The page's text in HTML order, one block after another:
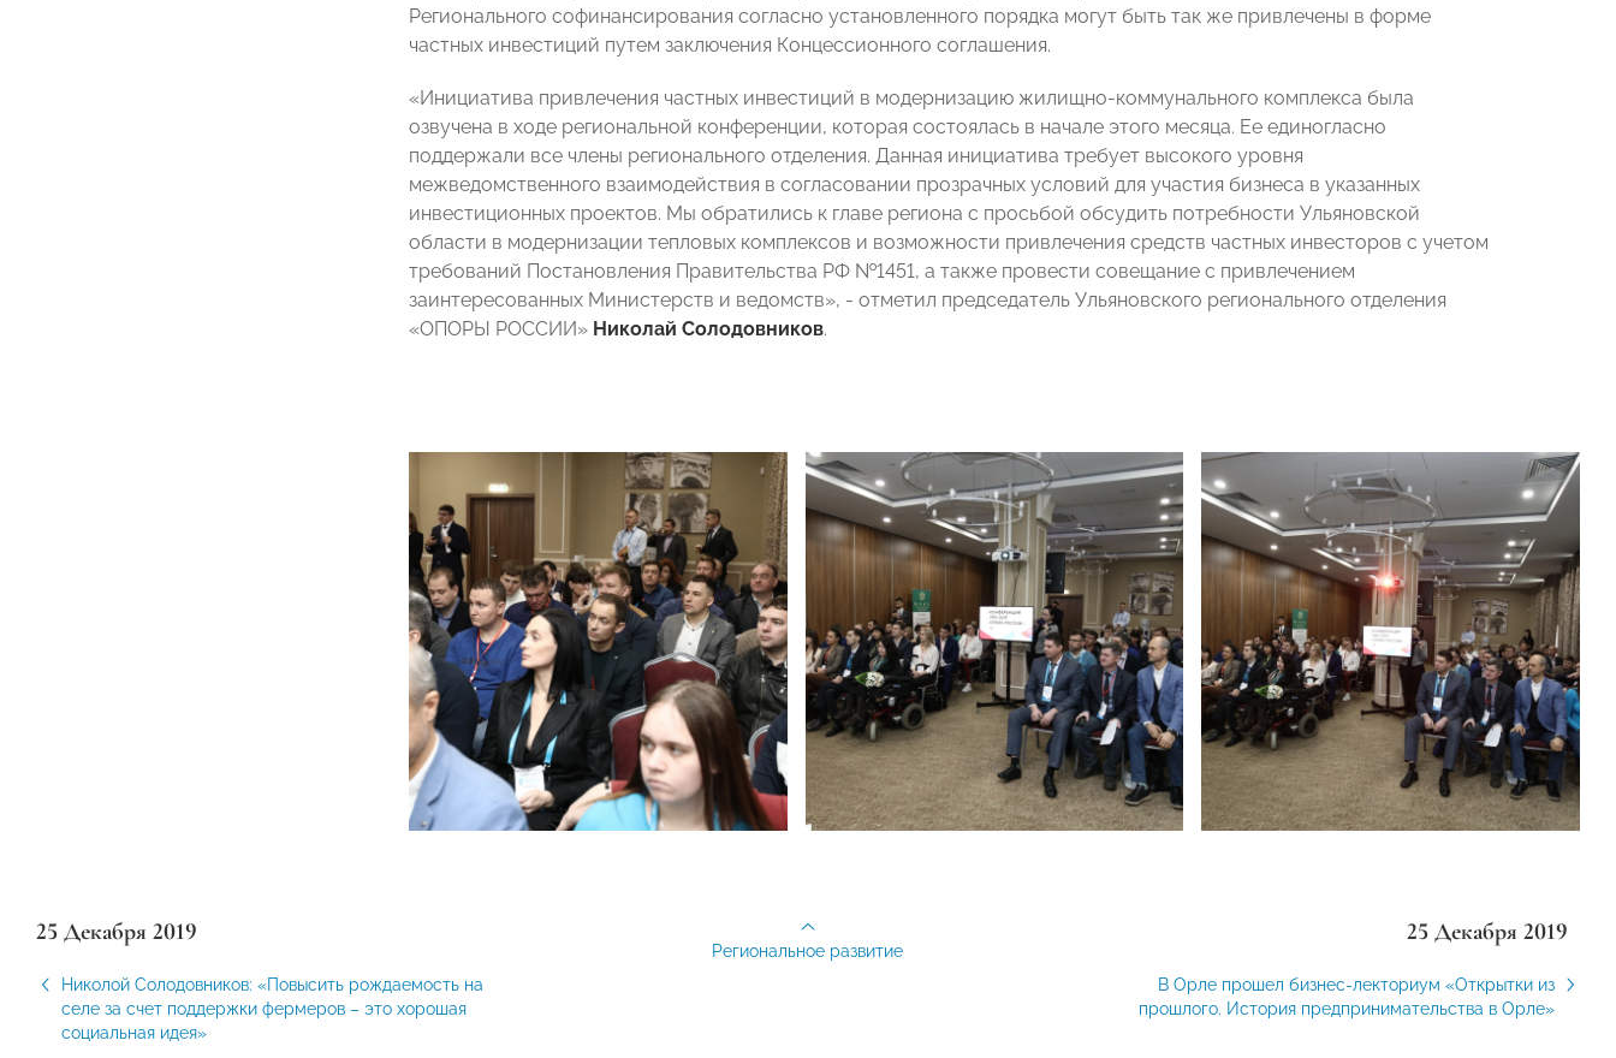
Регионального софинансирования согласно установленного порядка могут быть так же привлечены в форме
частных инвестиций путем заключения Концессионного соглашения.
«Инициатива привлечения частных инвестиций в модернизацию жилищно-коммунального комплекса была
озвучена в ходе региональной конференции, которая состоялась в начале этого месяца. Ее единогласно
поддержали все члены регионального отделения. Данная инициатива требует высокого уровня
межведомственного взаимодействия в согласовании прозрачных условий для участия бизнеса в указанных
инвестиционных проектов. Мы обратились к главе региона с просьбой обсудить потребности Ульяновской
области в модернизации тепловых комплексов и возможности привлечения средств частных инвесторов с учетом
требований Постановления Правительства РФ №1451, а также провести совещание с привлечением
заинтересованных Министерств и ведомств», - отметил председатель Ульяновского регионального отделения
«ОПОРЫ РОССИИ» Николай Солодовников.
25 Декабря 2019
Николой Солодовников: «Повысить рождаемость на
селе за счет поддержки фермеров – это хорошая
социальная идея»
25 Декабря 2019
В Орле прошел бизнес-лекториум «Открытки из
прошлого. История предпринимательства в Орле»
Региональное развитие